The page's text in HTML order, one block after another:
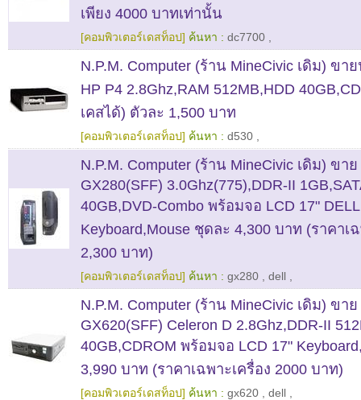
เพียง 4000 บาทเท่านั้น
[คอมพิวเตอร์เดสท็อป] ค้นหา : dc7700
N.P.M. Computer (ร้าน MineCivic เดิม) ขา
HP P4 2.8Ghz,RAM 512MB,HDD
เคสได้) ตัวละ 1,500 บาท
[คอมพิวเตอร์เดสท็อป] ค้นหา : d530
N.P.M. Computer (ร้าน MineCivic เดิม) ขาย
GX280(SFF) 3.0Ghz(775),DDR-II
40GB,DVD-Combo พร้อมจอ LCD 17" DELL
Keyboard,Mouse ชุดละ 4,300 บาท (ราคาเ
2,300 บาท)
[คอมพิวเตอร์เดสท็อป] ค้นหา : gx280 dell
N.P.M. Computer (ร้าน MineCivic เดิม) ขาย
GX620(SFF) Celeron D 2.8Ghz,DDR-II
40GB,CDROM พร้อมจอ LCD 17"
3,990 บาท (ราคาเฉพาะเครื่อง 2000 บาท)
[คอมพิวเตอร์เดสท็อป] ค้นหา : gx620 dell